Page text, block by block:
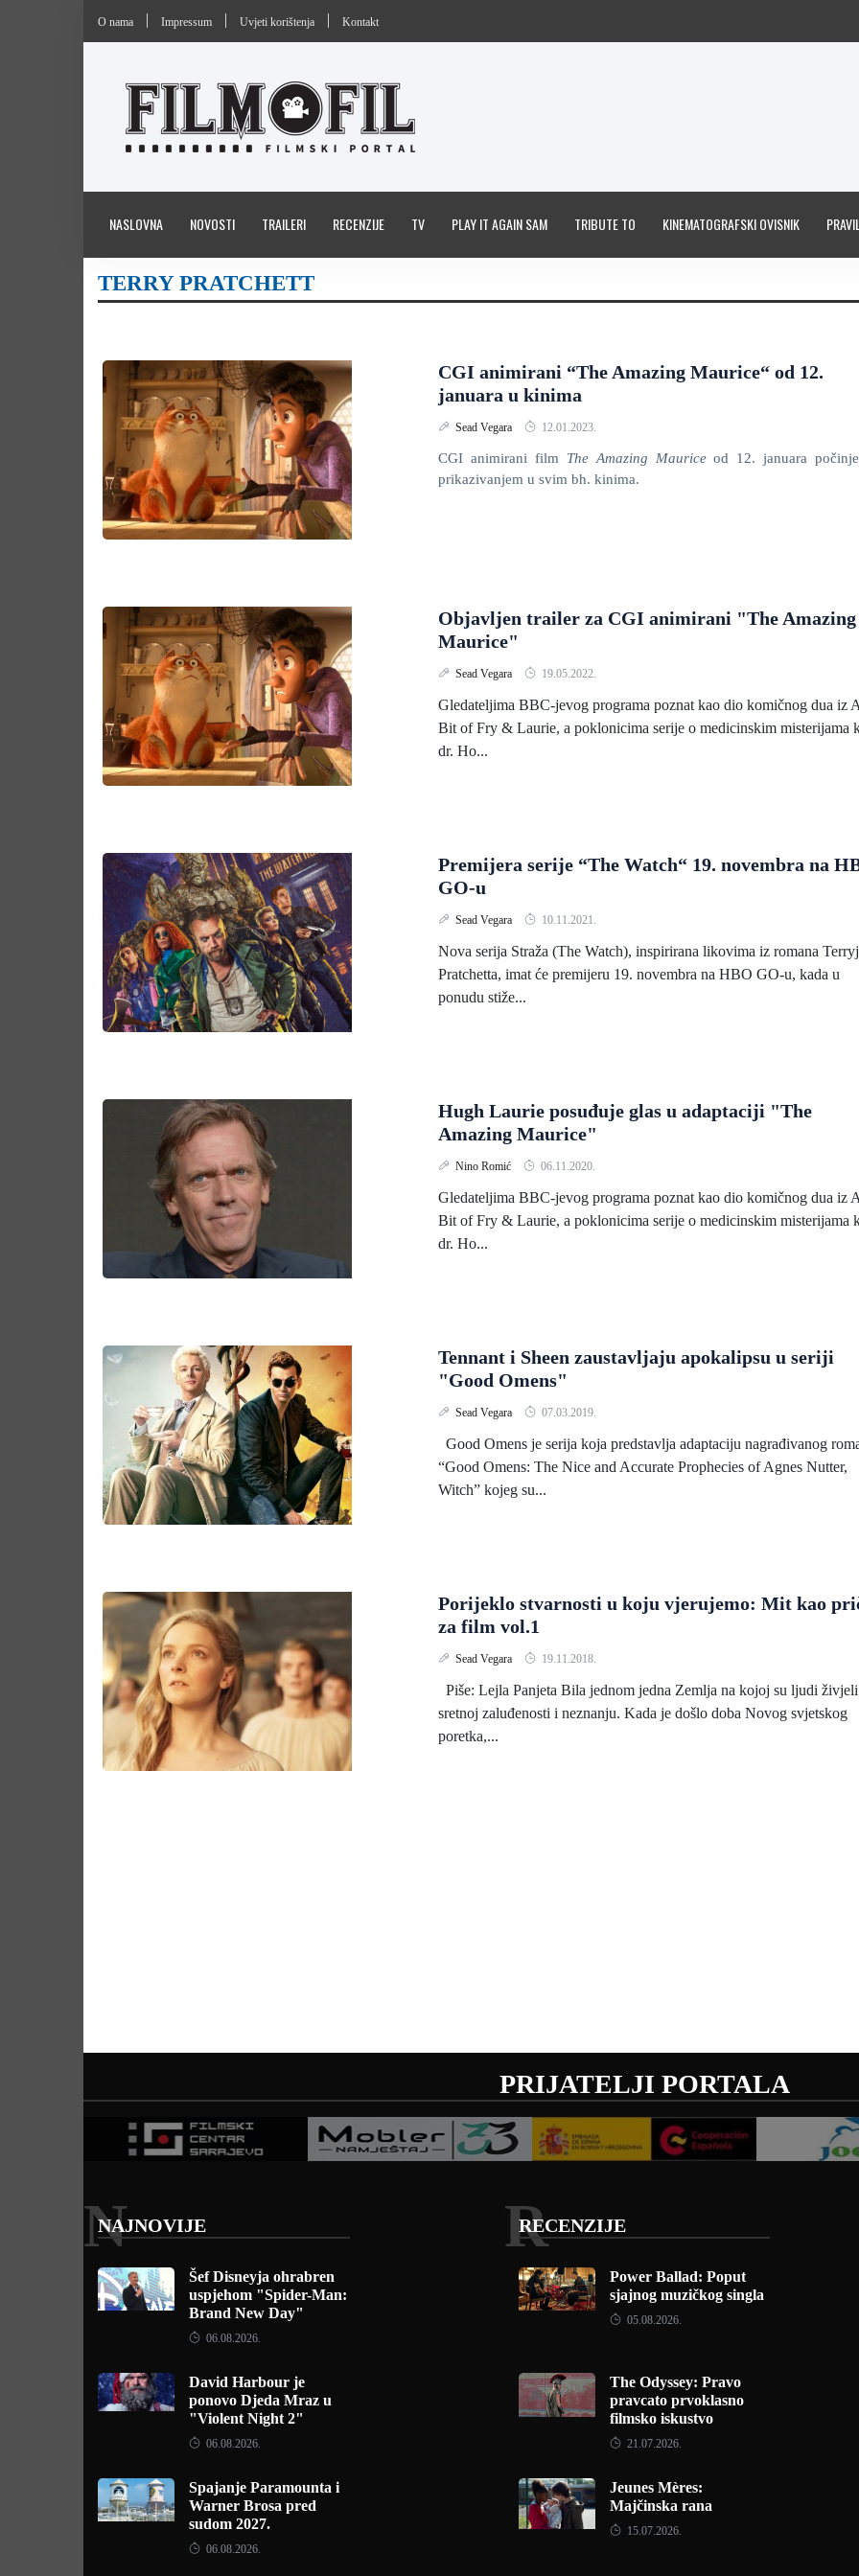
O nama Impressum Uvjeti korištenja Kontakt
NASLOVNA NOVOSTI TRAILERI RECENZIJE TV PLAY IT AGAIN SAM TRIBUTE TO KINEMATOGRAFSKI OVISNIK
TERRY PRATCHETT
CGI animirani “The Amazing Maurice“ od 12.
januara u kinima
Sead Vegara 12.01.2023.
CGI animirani film The Amazing Mauriceod 12. januara
prikazivanjem u svim bh. kinima.
Objavljen trailer za CGI animirani "The Amazing
Maurice"
Sead Vegara 19.05.2022.
Gledateljima BBC-jevog programa poznat kao dio komičnog dua iz A
Bit of Fry & Laurie, a poklonicima serije o medicinskim misterijama
dr. Ho...
Premijera serije “The Watch“ 19. novembra na
GO-u
Sead Vegara 10.11.2021.
Nova serija Straža (The Watch), inspirirana likovima iz romana
Pratchetta, imat će premijeru 19. novembra na HBO GO-u, kada u
ponudu stiže...
Hugh Laurie posuđuje glas u adaptaciji "The
Amazing Maurice"
Nino Romić 06.11.2020.
Gledateljima BBC-jevog programa poznat kao dio komičnog dua iz A
Bit of Fry & Laurie, a poklonicima serije o medicinskim misterijama
dr. Ho...
Tennant i Sheen zaustavljaju apokalipsu u seriji
"Good Omens"
Sead Vegara 07.03.2019.
Good Omens je serija koja predstavlja adaptaciju nagrađivanog
“Good Omens: The Nice and Accurate Prophecies of Agnes Nutter,
Witch” kojeg su...
Porijeklo stvarnosti u koju vjerujemo: Mit kao
za film vol.1
Sead Vegara 19.11.2018.
Piše: Lejla Panjeta Bila jednom jedna Zemlja na kojoj su ljudi
sretnoj zaluđenosti i neznanju. Kada je došlo doba Novog svjetskog
poretka,...
PRIJATELJI PORTALA
NAJNOVIJE
N
Šef Disneyja ohrabren
uspjehom "Spider-Man:
Brand New Day"
06.08.2026.
David Harbour je
ponovo Djeda Mraz u
"Violent Night 2"
06.08.2026.
Spajanje Paramounta i
Warner Brosa pred
sudom 2027.
06.08.2026.
RECENZIJE
R
Power Ballad: Poput
sjajnog muzičkog singla
05.08.2026.
The Odyssey: Pravo
pravcato prvoklasno
filmsko iskustvo
21.07.2026.
Jeunes Mères:
Majčinska rana
15.07.2026.